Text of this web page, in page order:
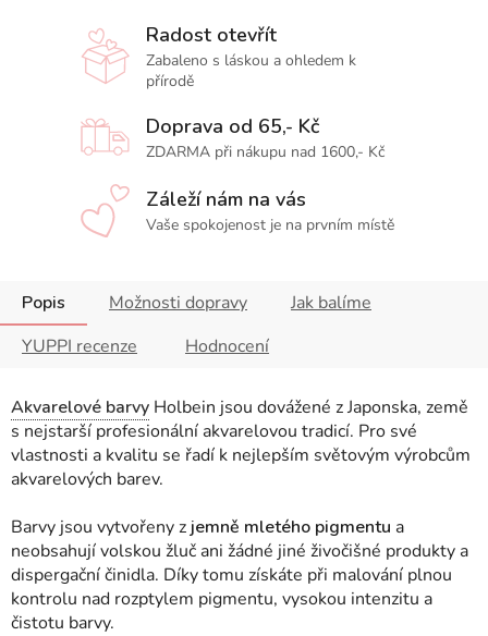
Radost otevřít
Zabaleno s láskou a ohledem k
přírodě
Doprava od 65,- Kč
ZDARMA při nákupu nad 1600,- Kč
Záleží nám na vás
Vaše spokojenost je na prvním místě
Popis Možnosti dopravy
Jak balíme
YUPPI recenze
Hodnocení
Akvarelové barvy Holbein jsou dovážené z Japonska, země
s nejstarší profesionální akvarelovou tradicí. Pro své
vlastnosti a kvalitu se řadí k nejlepším světovým výrobcům
akvarelových barev.
Barvy jsou vytvořeny z jemně mletého pigmentu a
neobsahují volskou žluč ani žádné jiné živočišné produkty a
dispergační činidla. Díky tomu získáte při malování plnou
kontrolu nad rozptylem pigmentu, vysokou intenzitu a
čistotu barvy.